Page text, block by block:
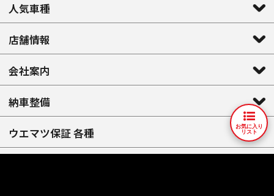
人気車種
店舗情報
会社案内
納車整備
ウエマツ保証 各種
お気に入り
リスト